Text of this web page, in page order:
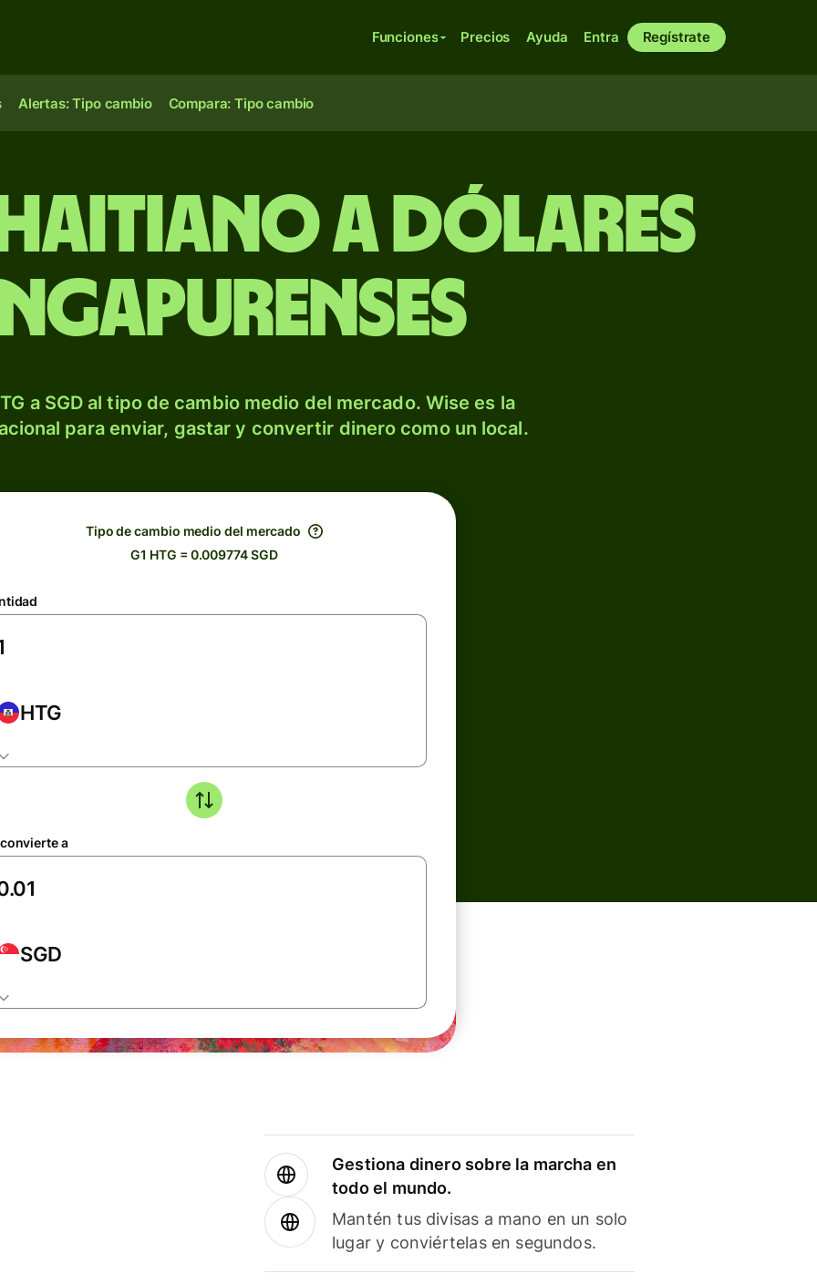
Funciones Precios Ayuda Entra Regístrate
Alertas: Tipo cambio Compara: Tipo cambio
haitiano a dólares
a SGD al tipo de cambio medio del mercado. Wise es la
para enviar, gastar y convertir dinero como un local.
Tipo de cambio medio del mercado
G1 HTG = 0.009774 SGD
HTG
a
SGD
Gestiona dinero sobre la marcha en
todo el mundo.
Mantén tus divisas a mano en un solo
lugar y conviértelas en segundos.